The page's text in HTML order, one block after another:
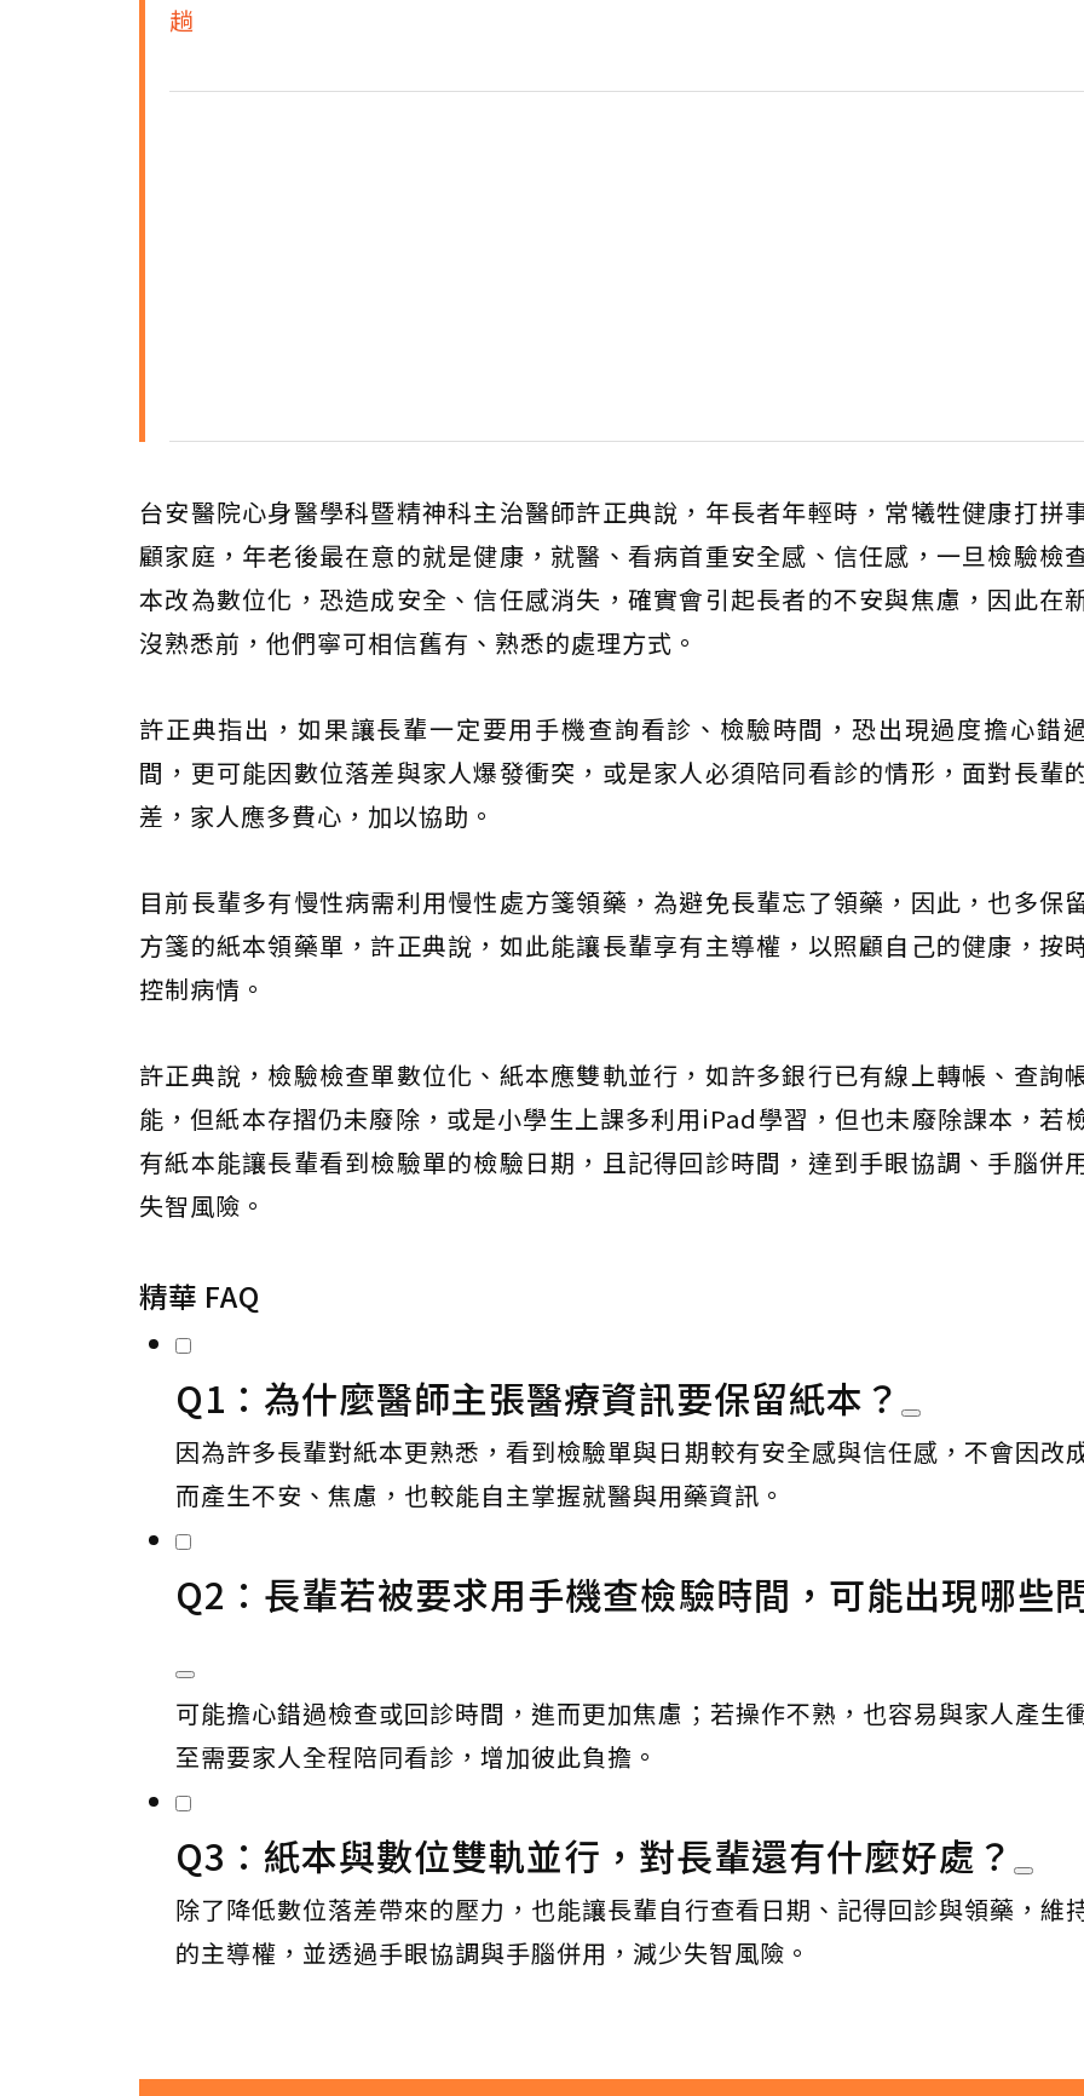
趟
台安醫院心身醫學科暨精神科主治醫師許正典說，年長者年輕時，常犧牲健康打拼
顧家庭，年老後最在意的就是健康，就醫、看病首重安全感、信任感，一旦檢驗檢
本改為數位化，恐造成安全、信任感消失，確實會引起長者的不安與焦慮，因此在
沒熟悉前，他們寧可相信舊有、熟悉的處理方式。
許正典指出，如果讓長輩一定要用手機查詢看診、檢驗時間，恐出現過度擔心錯
間，更可能因數位落差與家人爆發衝突，或是家人必須陪同看診的情形，面對長輩
差，家人應多費心，加以協助。
目前長輩多有慢性病需利用慢性處方箋領藥，為避免長輩忘了領藥，因此，也多保
方箋的紙本領藥單，許正典說，如此能讓長輩享有主導權，以照顧自己的健康，按
控制病情。
許正典說，檢驗檢查單數位化、紙本應雙軌並行，如許多銀行已有線上轉帳、查詢
能，但紙本存摺仍未廢除，或是小學生上課多利用iPad學習，但也未廢除課本，若
有紙本能讓長輩看到檢驗單的檢驗日期，且記得回診時間，達到手眼協調、手腦併
失智風險。
精華 FAQ
Q1：為什麼醫師主張醫療資訊要保留紙本？
因為許多長輩對紙本更熟悉，看到檢驗單與日期較有安全感與信任感，不會因改
而產生不安、焦慮，也較能自主掌握就醫與用藥資訊。
Q2：長輩若被要求用手機查檢驗時間，可能出現哪些
可能擔心錯過檢查或回診時間，進而更加焦慮；若操作不熟，也容易與家人產生
至需要家人全程陪同看診，增加彼此負擔。
Q3：紙本與數位雙軌並行，對長輩還有什麼好處？
除了降低數位落差帶來的壓力，也能讓長輩自行查看日期、記得回診與領藥，維
的主導權，並透過手眼協調與手腦併用，減少失智風險。